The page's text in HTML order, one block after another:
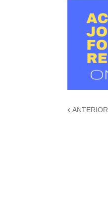
ANTERIOR